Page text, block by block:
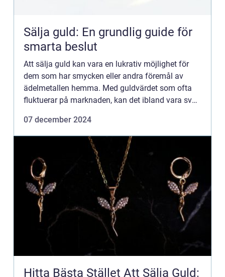
Sälja guld: En grundlig guide för
smarta beslut
Att sälja guld kan vara en lukrativ möjlighet för
dem som har smycken eller andra föremål av
ädelmetallen hemma. Med guldvärdet som ofta
fluktuerar på marknaden, kan det ibland vara svårt
07 december 2024
Hitta Bästa Stället Att Sälja Guld: